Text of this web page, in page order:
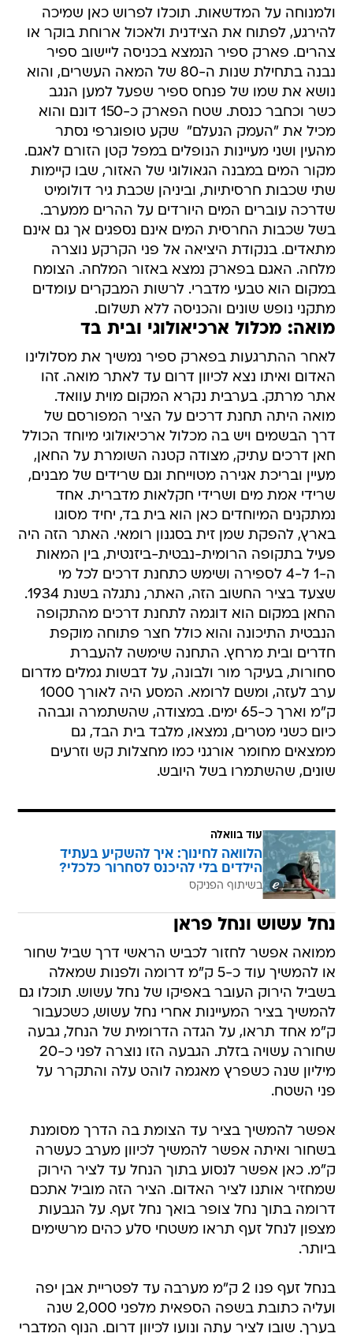
ולמנוחה על המדשאות. תוכלו לפרוש כאן שמיכה
להירגע, לפתוח את הצידנית ולאכול ארוחת בוקר או
צהרים. פארק ספיר הנמצא בכניסה ליישוב ספיר
נבנה בתחילת שנות ה-80 של המאה העשרים, והוא
נושא את שמו של פנחס ספיר שפעל למען הנגב
כשר וכחבר כנסת. שטח הפארק כ-150 דונם והוא
מכיל את "העמק הנעלם"  שקע טופוגרפי נסתר
מהעין ושני מעיינות הנופלים במפל קטן הזורם לאגם.
מקור המים במבנה הגאולוגי של האזור, שבו קיימות
שתי שכבות חרסיתיות, וביניהן שכבת גיר דולומיט
שדרכה עוברים המים היורדים על ההרים ממערב.
בשל שכבות החרסית המים אינם נספגים אך גם אינם
מתאדים. בנקודת היציאה אל פני הקרקע נוצרה
מלחה. האגם בפארק נמצא באזור המלחה. הצומח
במקום הוא טבעי מדברי. לרשות המבקרים עומדים
מתקני נופש שונים והכניסה ללא תשלום.
מואה: מכלול ארכיאולוגי ובית בד
לאחר ההתרגעות בפארק ספיר נמשיך את מסלולינו
האדום ואיתו נצא לכיוון דרום עד לאתר מואה. זהו
אתר מרתק. בערבית נקרא המקום מוית עוואד.
מואה היתה תחנת דרכים על הציר המפורסם של
דרך הבשמים ויש בה מכלול ארכיאולוגי מיוחד הכולל
חאן דרכים עתיק, מצודה קטנה השומרת על החאן,
מעיין ובריכת אגירה מטוייחת וגם שרידים של מבנים,
שרידי אמת מים ושרידי חקלאות מדברית. אחד
נמתקנים המיוחדים כאן הוא בית בד, יחיד מסוגו
בארץ, להפקת שמן זית בסגנון רומאי. האתר הזה היה
פעיל בתקופה הרומית-נבטית-ביזנטית, בין המאות
ה-1 ל-4 לספירה ושימש כתחנת דרכים לכל מי
שצעד בציר החשוב הזה, האתר, נתגלה בשנת 1934.
החאן במקום הוא דוגמה לתחנת דרכים מהתקופה
הנבטית התיכונה והוא כולל חצר פתוחה מוקפת
חדרים ובית מרחץ. התחנה שימשה להעברת
סחורות, בעיקר מור ולבונה, על דבשות גמלים מדרום
ערב לעזה, ומשם לרומא. המסע היה לאורך 1000
ק"מ וארך כ-65 ימים. במצודה, שהשתמרה וגבהה
כיום כשני מטרים, נמצאו, מלבד בית הבד, גם
ממצאים מחומר אורגני כמו מחצלות קש וזרעים
שונים, שהשתמרו בשל היובש.
עוד בוואלה
הלוואה לחינוך: איך להשקיע בעתיד
הילדים בלי להיכנס לסחרור כלכלי?
בשיתוף הפניקס
נחל עשוש ונחל פראן
ממואה אפשר לחזור לכביש הראשי דרך שביל שחור
או להמשיך עוד כ-5 ק"מ דרומה ולפנות שמאלה
בשביל הירוק העובר באפיקו של נחל עשוש. תוכלו גם
להמשיך בציר המעיינות אחרי נחל עשוש, כשכעבור
ק"מ אחד תראו, על הגדה הדרומית של הנחל, גבעה
שחורה עשויה בזלת. הגבעה הזו נוצרה לפני כ-20
מיליון שנה כשפרץ מאגמה לוהט עלה והתקרר על
פני השטח.
אפשר להמשיך בציר עד הצומת בה הדרך מסומנת
בשחור ואיתה אפשר להמשיך לכיוון מערב כעשרה
ק"מ. כאן אפשר לנסוע בתוך הנחל עד לציר הירוק
שמחזיר אותנו לציר האדום. הציר הזה מוביל אתכם
דרומה בתוך נחל צופר בואך נחל זעף. על הגבעות
מצפון לנחל זעף תראו משטחי סלע כהים מרשימים
ביותר.
בנחל זעף פנו 2 ק"מ מערבה עד לפטריית אבן יפה
ועליה כתובת בשפה הספאית מלפני 2,000 שנה
בערך. שובו לציר עתה ונועו לכיוון דרום. הנוף המדברי